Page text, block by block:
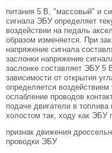
питания 5 В, "массовый" и
сигнала ЭБУ определяет
воздействии на педаль
образом изменяется. При
напряжение сигнала
заслонки напряжение
заслонке составляет ЭБУ 5
зависимости от открытия
определяется
ослабление проводов
подаче двигатели в топлива
холостом так, ходу как ЭБУ
признак движения
проводки ЭБУ